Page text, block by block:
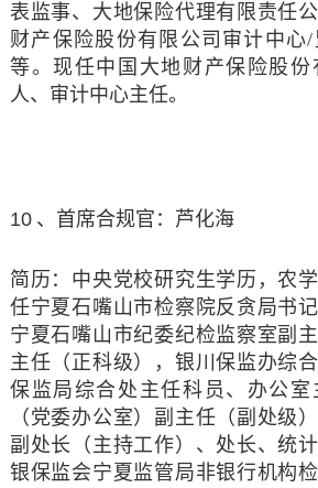
表监事、大地保险代理有限责任
财产保险股份有限公司审计中心
等。现任中国大地财产保险股
人、审计中心主任。
10 、首席合规官：芦化海
简历 ： 中央党校研究生学历，农
任宁夏石嘴山市检察院反贪局书
宁夏石嘴山市纪委纪检监察室副
主任（正科级），银川保监办综
保监局综合处主任科员、办公室
（党委办公室）副主任（副处级
副处长（主持工作）、处长、统
银保监会宁夏监管局非银行机构